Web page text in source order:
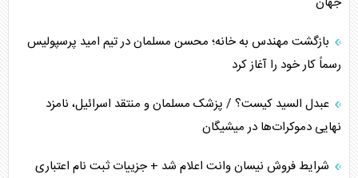
اربعین، کابوس مشترک تل‌آویو-واشنگتن
بازگشت مهندس به خانه؛ محسن مسلمان در تیم امید پرسپولیس
رسماً کار خود را آغاز کرد
عبدل السید کیست؟ / پزشک مسلمان و منتقد اسرائیل، نامزد
نهایی دموکرات‌ها در میشیگان
شرایط فروش نیسان وانت اعلام شد + جزییات ثبت نام اعتباری